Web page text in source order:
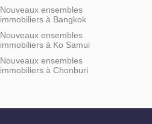
Nouveaux ensembles
immobiliers à Bangkok
Nouveaux ensembles
immobiliers à Ko Samui
Nouveaux ensembles
immobiliers à Chonburi